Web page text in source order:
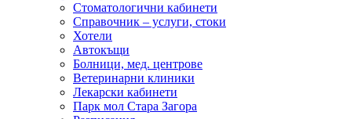
Стоматологични кабинети
Справочник – услуги, стоки
Хотели
Автокъщи
Болници, мед. центрове
Ветеринарни клиники
Лекарски кабинети
Парк мол Стара Загора